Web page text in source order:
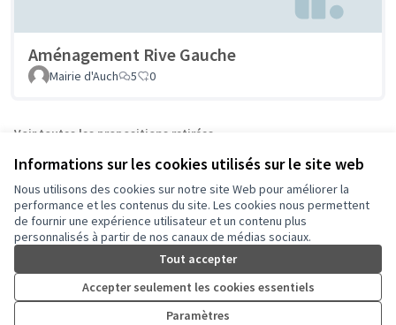
Informations sur les cookies utilisés sur le site web
Nous utilisons des cookies sur notre site Web pour améliorer la
performance et les contenus du site. Les cookies nous permettent
de fournir une expérience utilisateur et un contenu plus
personnalisés à partir de nos canaux de médias sociaux.
Tout accepter
Accepter seulement les cookies essentiels
Paramètres
Aménagement Rive Gauche
Mairie d'Auch 5 0
Voir toutes les propositions retirées
Conditions d'utilisation
Paramètres des cookies
Auch - Agir pour ma ville sur Facebook
(Lien externe)
Auch - Agir pour ma ville sur Instagram
Licence
(Lien